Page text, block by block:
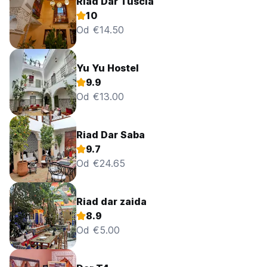
10
Od €14.50
Yu Yu Hostel
9.9
Od €13.00
Riad Dar Saba
9.7
Od €24.65
Riad dar zaida
8.9
Od €5.00